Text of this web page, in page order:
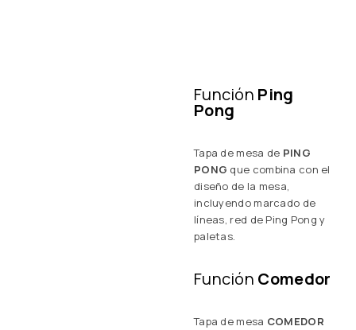
Función Ping
Pong
Tapa de mesa de PING
PONG que combina con el
diseño de la mesa,
incluyendo marcado de
líneas, red de Ping Pong y
paletas.
Función Comedor
Tapa de mesa COMEDOR